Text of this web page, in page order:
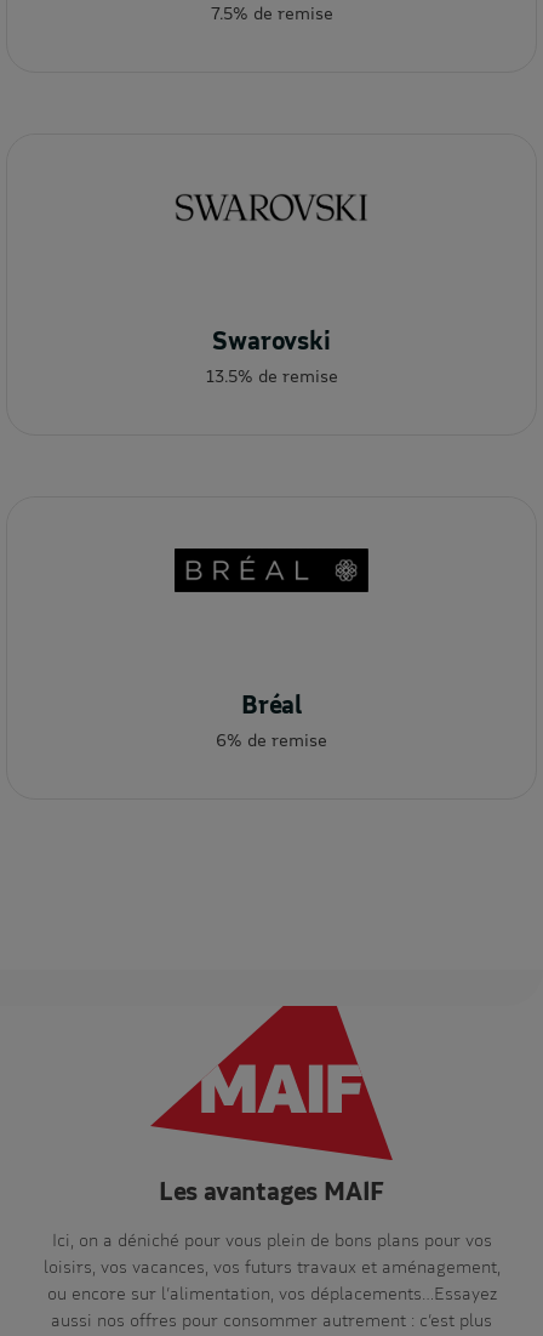
7.5% de remise
Swarovski
13.5% de remise
Bréal
6% de remise
Les avantages MAIF
Ici, on a déniché pour vous plein de bons plans pour vos
loisirs, vos vacances, vos futurs travaux et aménagement,
ou encore sur l’alimentation, vos déplacements…Essayez
aussi nos offres pour consommer autrement : c’est plus